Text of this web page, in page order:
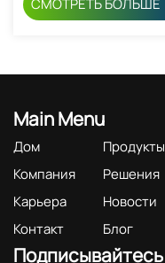
СМОТРЕТЬ БОЛЬШЕ
Main Menu
Дом
Продукты
Компания
Решения
Карьера
Новости
Контакт
Блог